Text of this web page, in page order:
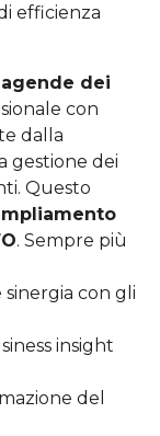
efficienza
agende dei
con
dalla
gestione dei
Questo
. Sempre più
con gli
insight
del